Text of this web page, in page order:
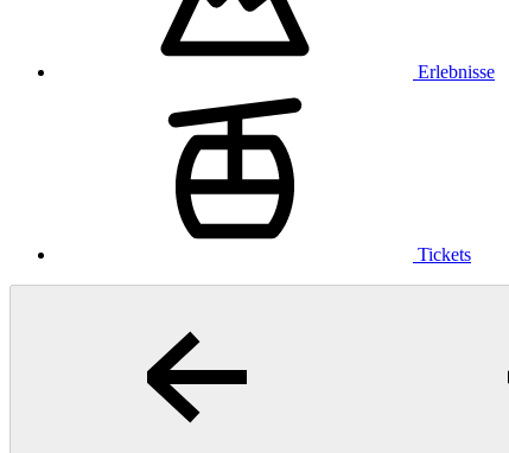
Erlebnisse
Tickets